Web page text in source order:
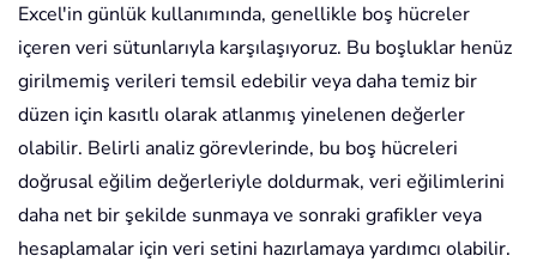
Excel'in günlük kullanımında, genellikle boş hücreler
içeren veri sütunlarıyla karşılaşıyoruz. Bu boşluklar henüz
girilmemiş verileri temsil edebilir veya daha temiz bir
düzen için kasıtlı olarak atlanmış yinelenen değerler
olabilir. Belirli analiz görevlerinde, bu boş hücreleri
doğrusal eğilim değerleriyle doldurmak, veri eğilimlerini
daha net bir şekilde sunmaya ve sonraki grafikler veya
hesaplamalar için veri setini hazırlamaya yardımcı olabilir.